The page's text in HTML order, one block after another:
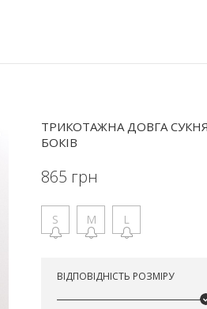
ТРИКОТАЖНА ДОВГА
БОКІВ
865 грн
S M L
ВІДПОВІДНІСТЬ РОЗМІРУ